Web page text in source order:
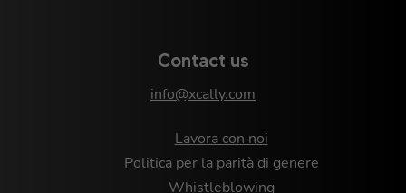
Contact us
info@xcally.com
Lavora con noi
Politica per la parità di genere
Whistleblowing